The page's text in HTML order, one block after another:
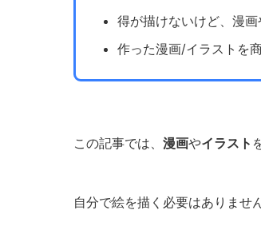
得が描けないけど、漫
作った漫画/イラストを
この記事では、 漫画やイラスト
自分で絵を描く必要はありません